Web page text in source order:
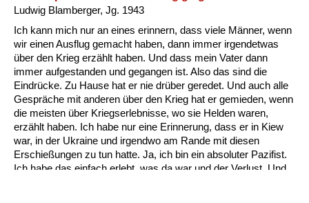
weiterkommt’s. Warum...
Ludwig Blamberger, Jg. 1943
Ich kann mich nur an eines erinnern, dass viele Männer, wenn
wir einen Ausflug gemacht haben, dann immer irgendetwas
über den Krieg erzählt haben. Und dass mein Vater dann
immer aufgestanden und gegangen ist. Also das sind die
Eindrücke. Zu Hause hat er nie drüber geredet. Und auch alle
Gespräche mit anderen über den Krieg hat er gemieden, wenn
die meisten über Kriegserlebnisse, wo sie Helden waren,
erzählt haben. Ich habe nur eine Erinnerung, dass er in Kiew
war, in der Ukraine und irgendwo am Rande mit diesen
Erschießungen zu tun hatte. Ja, ich bin ein absoluter Pazifist.
Ich habe das einfach erlebt, was da war und der Verlust. Und